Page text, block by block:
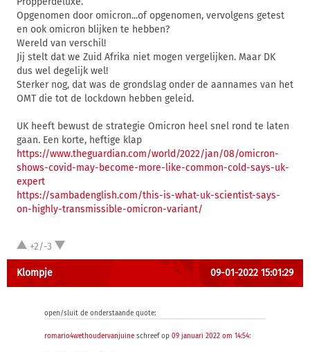
Opgenomen door omicron...of opgenomen, vervolgens getest
en ook omicron blijken te hebben?
Wereld van verschil!
Jij stelt dat we Zuid Afrika niet mogen vergelijken. Maar DK
dus wel degelijk wel!
Sterker nog, dat was de grondslag onder de aannames van het
OMT die tot de lockdown hebben geleid.
UK heeft bewust de strategie Omicron heel snel rond te laten
gaan. Een korte, heftige klap
https://www.theguardian.com/world/2022/jan/08/omicron-
shows-covid-may-become-more-like-common-cold-says-uk-
expert
https://sambadenglish.com/this-is-what-uk-scientist-says-
on-highly-transmissible-omicron-variant/
+2/-3
Klompje 09-01-2022 15:01:29
open/sluit de onderstaande quote:
romario4wethoudervanjuine schreef op 09 januari 2022 om 14:54: